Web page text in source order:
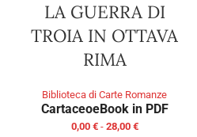
LA GUERRA DI
TROIA IN OTTAVA
RIMA
Biblioteca di Carte Romanze
CartaceoeBook in PDF
0,00 € - 28,00 €